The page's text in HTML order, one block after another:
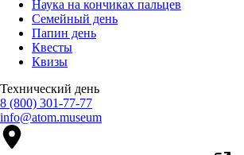
Наука на кончиках пальцев
Семейный день
Папин день
Квесты
Квизы
Технический день
8 (800) 301-77-77
info@atom.museum